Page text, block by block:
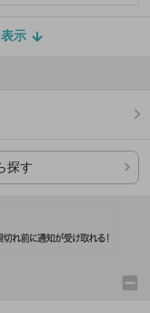
示
探す